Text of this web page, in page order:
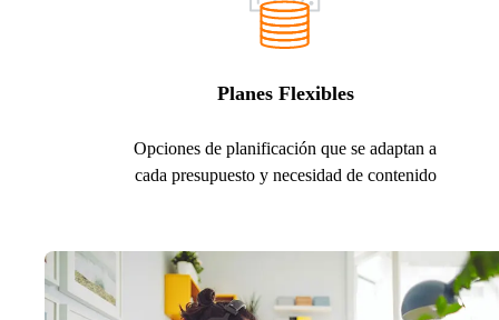
Planes Flexibles
Opciones de planificación que se adaptan a
cada presupuesto y necesidad de contenido